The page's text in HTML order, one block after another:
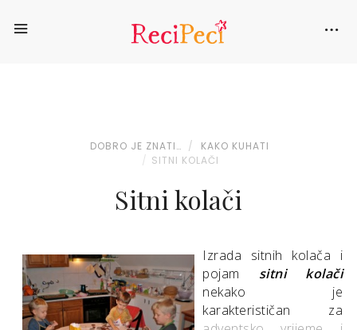
DOBRO JE ZNATI…
KAKO KUHATI
SITNI KOLAČI
Sitni kolači
Izrada sitnih kolača i
pojam sitni kolači
nekako je
karakterističan za